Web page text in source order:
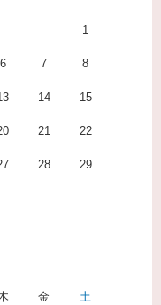
1
6 7 8
14 15
21 22
28 29
金 土